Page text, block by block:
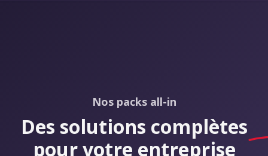
Nos packs all-in
Des solutions complètes
pour votre entreprise